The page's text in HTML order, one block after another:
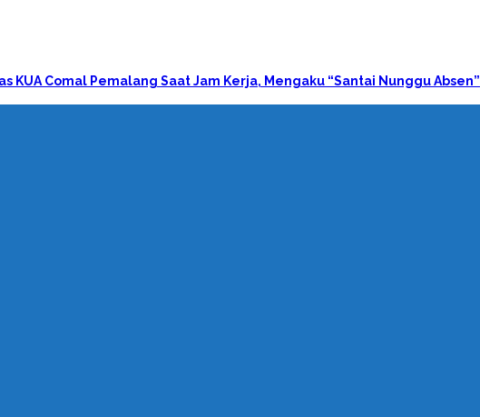
KUA Comal Pemalang Saat Jam Kerja, Mengaku “Santai Nunggu Absen”